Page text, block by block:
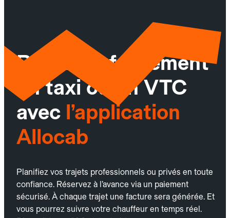
Réservez facilement
un taxi ou un VTC
avec l’application
Allocab
Planifiez vos trajets professionnels ou privés en toute
confiance. Réservez à l’avance via un paiement
sécurisé. À chaque trajet une facture sera générée. Et
vous pourrez suivre votre chauffeur en temps réel.